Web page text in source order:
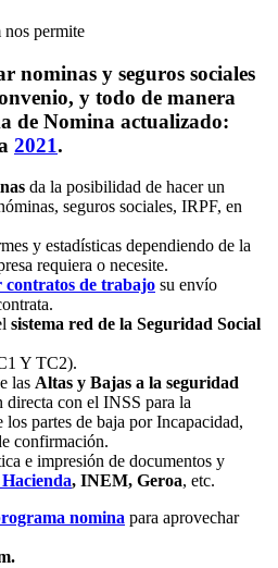
nominas y seguros sociales
y todo de manera
de Nomina actualizado:
2021.
da la posibilidad de hacer un
seguros sociales, IRPF, en
y estadísticas dependiendo de la
requiera o necesite.
contratos de trabajo su envío
sistema red de la Seguridad Social
Y TC2).
las Altas y Bajas a la seguridad
directa con el INSS para la
partes de baja por Incapacidad,
confirmación.
e impresión de documentos y
, INEM, Geroa, etc.
nomina para aprovechar